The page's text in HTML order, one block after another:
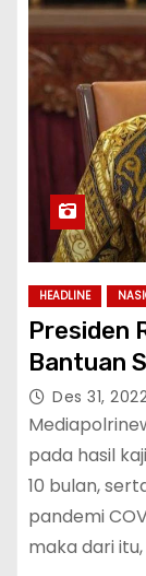
HEADLINE
Presiden
Bantuan
Des 31,
pada hasil
10 bulan,
pandemi
maka dari